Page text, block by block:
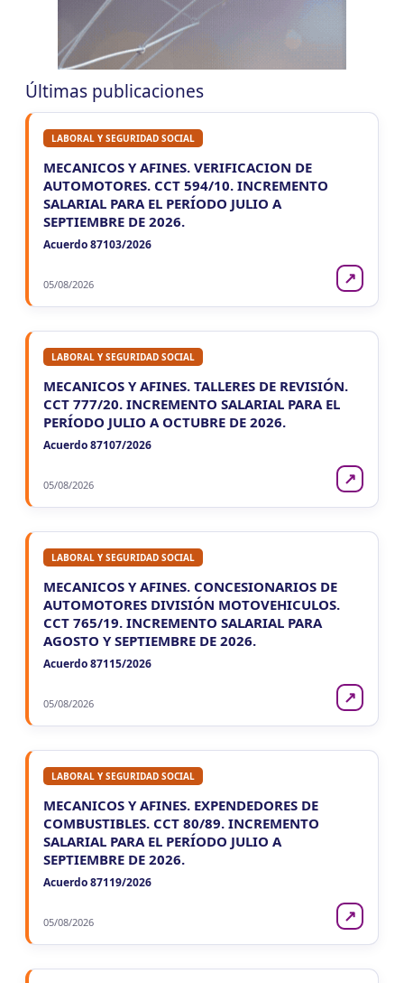
ENTRE RIOS
7 ENTRE RIOS
Ag. Ret. Imp. Prof. Lib. EERR
CUIT 5-6-7-8-9-…
VIE
7 Agentes Ret. y Perc. E. Rios
CUIT 5-6-7-8-9-…
VIE
7 JUJUY
Agentes Ret. Perc. Jujuy
CUIT 0-1-2-3-4-…
7
CUIT 5-6-7-8-9-…
7 Agentes Retencion La Rioja
CUIT 5-6-7-8-9-…
NEUQUEN
7 Agentes Ret. y Percep. Neuquen
Últimas publicaciones
LABORAL Y SEGURIDAD SOCIAL
MECANICOS Y AFINES. VERIFICACION DE
AUTOMOTORES. CCT 594/10. INCREMENTO
SALARIAL PARA EL PERÍODO JULIO A
SEPTIEMBRE DE 2026.
Acuerdo 87103/2026
05/08/2026 ↗
LABORAL Y SEGURIDAD SOCIAL
MECANICOS Y AFINES. TALLERES DE REVISIÓN.
CCT 777/20. INCREMENTO SALARIAL PARA EL
PERÍODO JULIO A OCTUBRE DE 2026.
Acuerdo 87107/2026
05/08/2026 ↗
LABORAL Y SEGURIDAD SOCIAL
MECANICOS Y AFINES. CONCESIONARIOS DE
AUTOMOTORES DIVISIÓN MOTOVEHICULOS.
CCT 765/19. INCREMENTO SALARIAL PARA
AGOSTO Y SEPTIEMBRE DE 2026.
Acuerdo 87115/2026
05/08/2026 ↗
LABORAL Y SEGURIDAD SOCIAL
MECANICOS Y AFINES. EXPENDEDORES DE
COMBUSTIBLES. CCT 80/89. INCREMENTO
SALARIAL PARA EL PERÍODO JULIO A
SEPTIEMBRE DE 2026.
Acuerdo 87119/2026
05/08/2026 ↗